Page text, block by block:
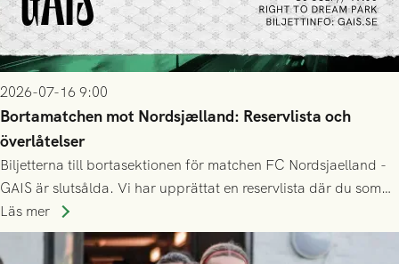
2026-07-16 9:00
Bortamatchen mot Nordsjælland: Reservlista och
överlåtelser
Biljetterna till bortasektionen för matchen FC Nordsjaelland -
GAIS är slutsålda. Vi har upprättat en reservlista där du som
ännu inte har någon biljett kan anmäla ditt intresse. Du kan
inte själv överlåta din biljett till någon annan.
Läs mer